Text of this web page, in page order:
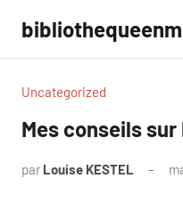
contenu
Uncategorized
Mes conseils
par Louise KESTEL